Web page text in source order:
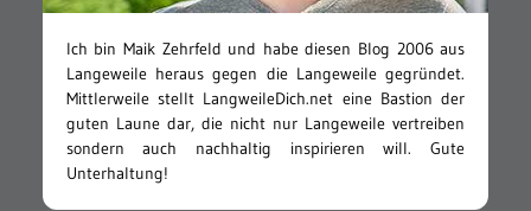
Ich bin Maik Zehrfeld und habe diesen Blog 2006 aus
Langeweile heraus gegen die Langeweile gegründet.
Mittlerweile stellt LangweileDich.net eine Bastion der
guten Laune dar, die nicht nur Langeweile vertreiben
sondern auch nachhaltig inspirieren will. Gute
Unterhaltung!